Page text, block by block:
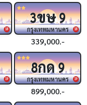
18 18
3ขษ9
กรุงเทพมหานคร
339,000.-
19 19
8กด9
กรุงเทพมหานคร
899,000.-